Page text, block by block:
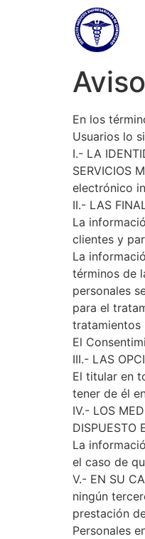
En los
Usuarios lo
I.- LA
SERVICIOS
electrónico
II.- LAS
La
clientes y
La
términos de
personales
para el
tratamientos
El
III.- LAS
El titular en
tener de él
IV.- LOS
DISPUESTO
La
el caso de
V.- EN SU
ningún
prestación
Personales